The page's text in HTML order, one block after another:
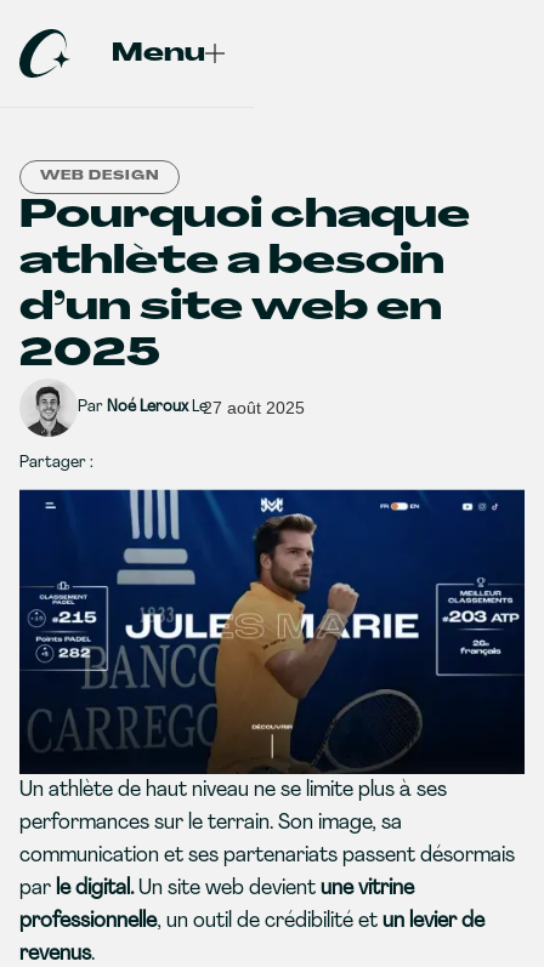
Menu
WEB DESIGN
Pourquoi chaque
athlète a besoin
d’un site web en
2025
Par Noé LerouxLe27 août 2025
Partager :
Un athlète de haut niveau ne se limite plus à ses
performances sur le terrain. Son image, sa
communication et ses partenariats passent désormais
par le digital.Un site web devient une vitrine
professionnelle, un outil de crédibilité et un levier de
revenus.